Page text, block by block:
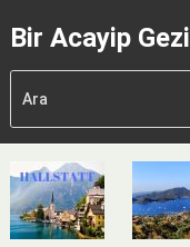
Bir Acayip Gezi